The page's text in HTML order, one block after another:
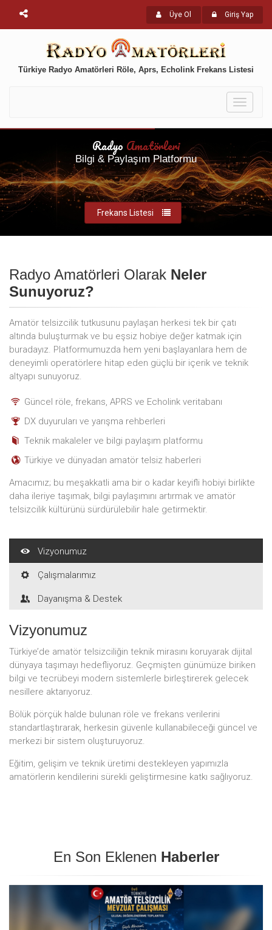
Üye Ol Giriş Yap
Türkiye Radyo Amatörleri Röle, Aprs, Echolink Frekans Listesi
Toggle
Radyo Amatörleri
Bilgi & Paylaşım Platformu
Frekans Listesi
Radyo Amatörleri Olarak Neler
Sunuyoruz?
Amatör telsizcilik tutkusunu paylaşan herkesi tek bir çatı
altında buluşturmak ve bu eşsiz hobiye değer katmak için
buradayız. Platformumuzda hem yeni başlayanlara hem de
deneyimli operatörlere hitap eden güçlü bir içerik ve teknik
altyapı sunuyoruz.
Güncel röle, frekans, APRS ve Echolink veritabanı
DX duyuruları ve yarışma rehberleri
Teknik makaleler ve bilgi paylaşım platformu
Türkiye ve dünyadan amatör telsiz haberleri
Amacımız; bu meşakkatli ama bir o kadar keyifli hobiyi birlikte
daha ileriye taşımak, bilgi paylaşımını artırmak ve amatör
telsizcilik kültürünü sürdürülebilir hale getirmektir.
Vizyonumuz
Çalışmalarımız
Dayanışma & Destek
Vizyonumuz
Türkiye’de amatör telsizciliğin teknik mirasını koruyarak dijital
dünyaya taşımayı hedefliyoruz. Geçmişten günümüze biriken
bilgi ve tecrübeyi modern sistemlerle birleştirerek gelecek
nesillere aktarıyoruz.
Bölük pörçük halde bulunan röle ve frekans verilerini
standartlaştırarak, herkesin güvenle kullanabileceği güncel ve
merkezi bir sistem oluşturuyoruz.
Eğitim, gelişim ve teknik üretimi destekleyen yapımızla
amatörlerin kendilerini sürekli geliştirmesine katkı sağlıyoruz.
En Son Eklenen Haberler